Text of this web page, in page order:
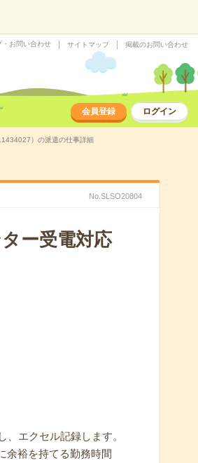
・お問い合わせ サイトマップ 掲載のお問い合わせ
会員登録 ログイン
）の派遣の仕事詳細
No.SLSO20804
ー受電対応
エクセル記録します。
余裕を持てる勤務時間